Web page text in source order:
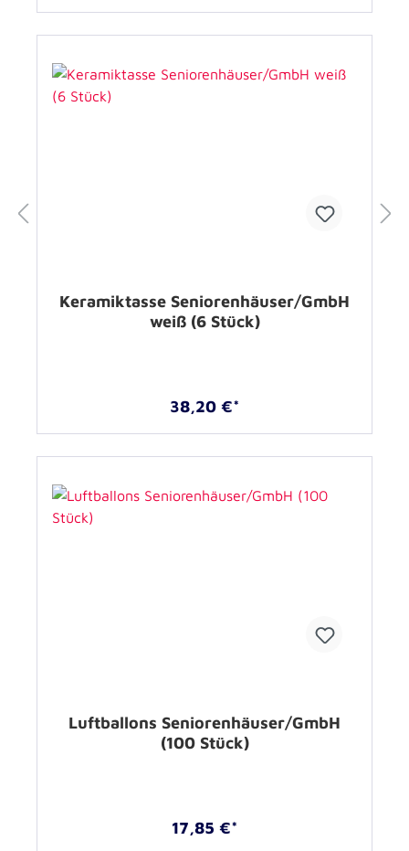
Keramiktasse Seniorenhäuser/GmbH
weiß (6 Stück)
38,20 €*
Luftballons Seniorenhäuser/GmbH
(100 Stück)
17,85 €*